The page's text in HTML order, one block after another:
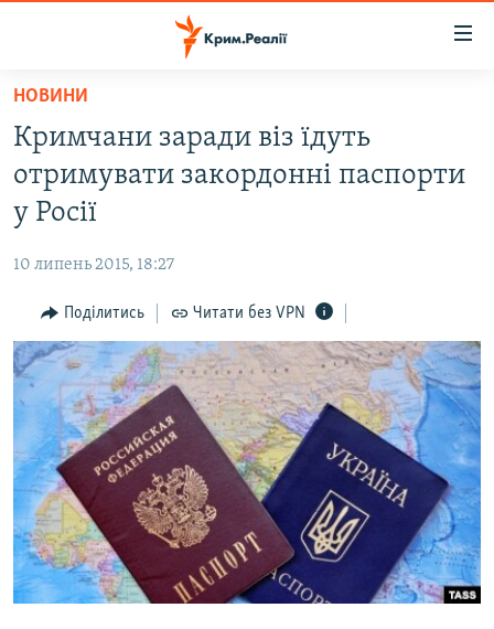
Перейти
основного
матеріалу
Перейти
до
основної
Перейти
до
пошуку
ВОДА.КРИМ
ВІДЕО ТА ФОТО
БЛОГИ
ПОГЛЯД
ІНТЕРВ'Ю
ВСЕ ЗА ДЕНЬ
СПЕЦПРОЕКТИ
ДЕПОРТАЦІЯ
ВІДЕОУРОКИ «ELIFBE»
СВІДЧЕННЯ ОКУПАЦІЇ
УКРАЇНСЬКА ПРОБЛЕМА КРИМУ
ЯК ОБІЙТИ БЛОКУВАННЯ
Русский
Qırımtatar
НОВИНИ
Кримчани заради віз їдуть
отримувати закордонні паспорти
у Росії
10 липень 2015, 18:27
Поділитись Читати без VPN